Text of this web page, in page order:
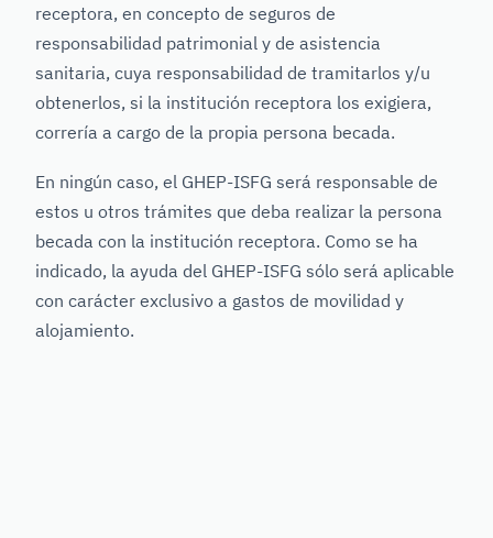
receptora, en concepto de seguros de
responsabilidad patrimonial y de asistencia
sanitaria, cuya responsabilidad de tramitarlos y/u
obtenerlos, si la institución receptora los exigiera,
correría a cargo de la propia persona becada.
En ningún caso, el GHEP-ISFG será responsable de
estos u otros trámites que deba realizar la persona
becada con la institución receptora. Como se ha
indicado, la ayuda del GHEP-ISFG sólo será aplicable
con carácter exclusivo a gastos de movilidad y
alojamiento.